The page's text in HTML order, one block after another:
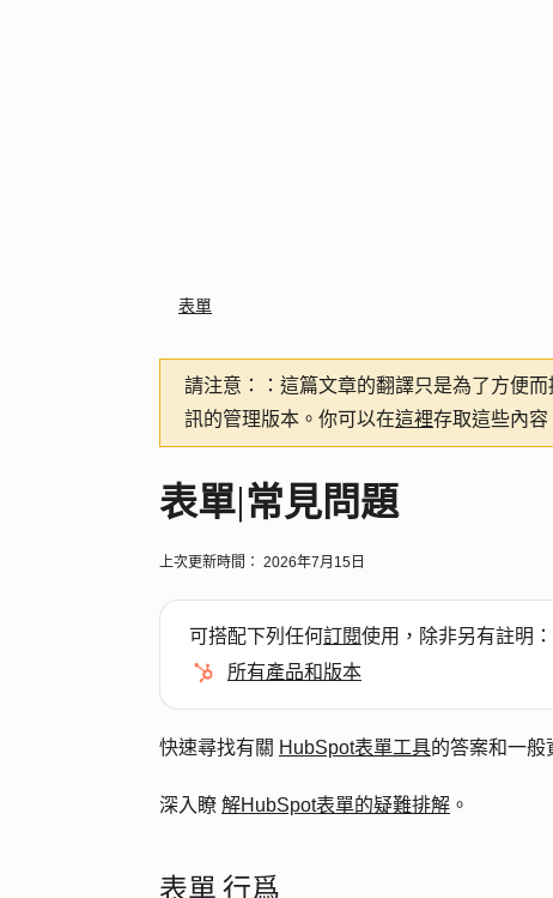
表單
請注意：
：這篇文章的翻譯只是為了方便
訊的管理版本。你可以在這裡存取這些內容
表單|常見問題
上次更新時間： 2026年7月15日
可搭配下列任何訂閱使用，除非另有註明：
所有產品和版本
快速尋找有關 HubSpot表單工具的答案和一般
深入瞭 解HubSpot表單的疑難排解 。
表單 行爲